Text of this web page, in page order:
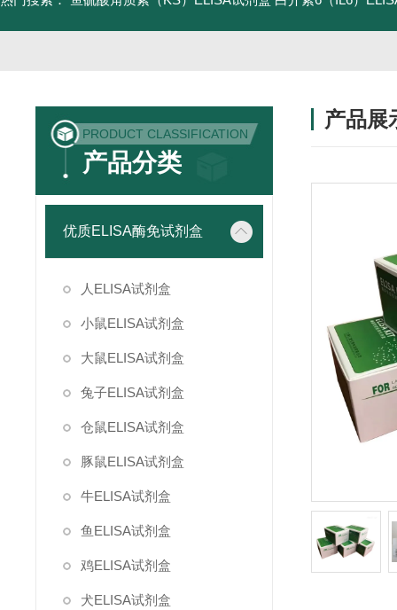
PRODUCT CLASSIFICATION
产品分类
优质ELISA酶免试剂盒
人ELISA试剂盒
小鼠ELISA试剂盒
大鼠ELISA试剂盒
兔子ELISA试剂盒
仓鼠ELISA试剂盒
豚鼠ELISA试剂盒
牛ELISA试剂盒
鱼ELISA试剂盒
鸡ELISA试剂盒
犬ELISA试剂盒
产品展